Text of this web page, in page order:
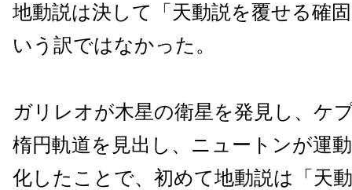
地動説は決して「天動説を覆せる確
いう訳ではなかった。
ガリレオが木星の衛星を発見し、ケ
楕円軌道を見出し、ニュートンが運
化したことで、初めて地動説は「天